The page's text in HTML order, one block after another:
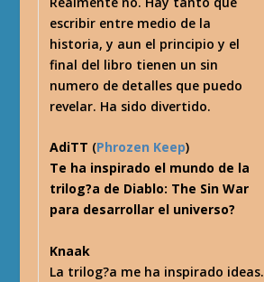
escribir entre medio de la
historia, y aun el principio y el
final del libro tienen un sin
numero de detalles que puedo
revelar. Ha sido divertido.
AdiTT (Phrozen Keep)
Te ha inspirado el mundo de la
trilog?a de Diablo: The Sin War
para desarrollar el universo?
Knaak
La trilog?a me ha inspirado ideas.